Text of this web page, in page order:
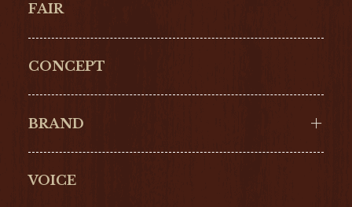
FAIR
CONCEPT
BRAND
Cartier
VOICE